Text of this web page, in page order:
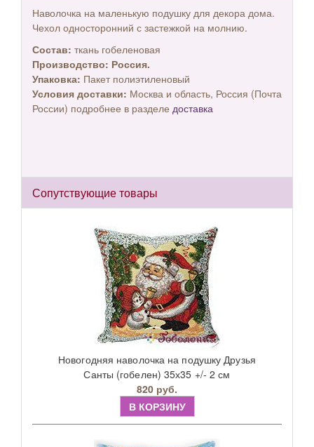
Наволочка на маленькую подушку для декора дома.
Чехол односторонний с застежкой на молнию.
Состав: ткань гобеленовая
Производство: Россия.
Упаковка: Пакет полиэтиленовый
Условия доставки: Москва и область, Россия (Почта
России) подробнее в разделе доставка
Сопутствующие товары
Новогодняя наволочка на подушку Друзья
Санты (гобелен) 35х35 +/- 2 см
820 руб.
В КОРЗИНУ